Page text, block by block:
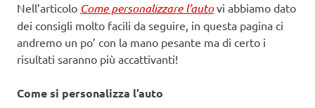
Nell’articolo Come personalizzare l’auto vi abbiamo dato
dei consigli molto facili da seguire, in questa pagina ci
andremo un po’ con la mano pesante ma di certo i
risultati saranno più accattivanti!
Come si personalizza l’auto